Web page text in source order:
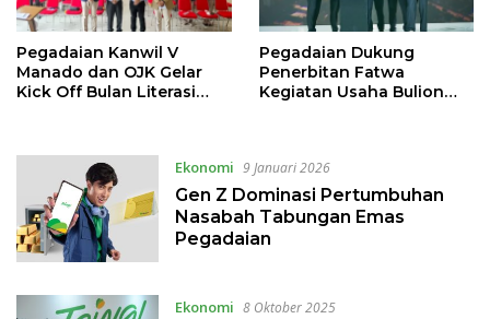
Pegadaian Kanwil V
Manado dan OJK Gelar
Kick Off Bulan Literasi
Unsrat
Pegadaian Dukung
Penerbitan Fatwa
Kegiatan Usaha Bulion
Ekonomi 9 Januari 2026
Gen Z Dominasi Pertumbuhan
Nasabah Tabungan Emas
Pegadaian
Ekonomi 8 Oktober 2025